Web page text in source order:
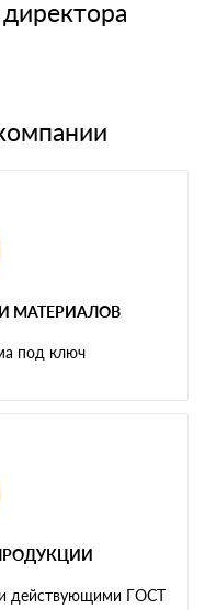
самовывоза.
МАТЕРИАЛОВ
под ключ
действующими ГОСТ